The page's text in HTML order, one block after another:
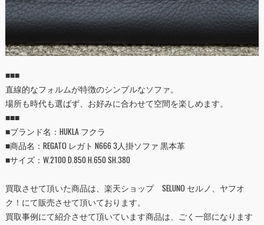
■■■
直線的なフォルムが特徴のシンプルなソファ。
場所も時代も選ばず、お好みに合わせて空間を楽しめます。
■■■
■ブランド名：HUKLA フクラ
■商品名：REGATO レガト N666 3人掛ソファ 黒本革
■サイズ：W.2100 D.850 H.650 SH.380
買取させて頂いた商品は、 楽天ショップ SELUNO セルノ
ヤフオ
ク！ にて販売させて頂いております。
買取事例にて紹介させて頂いています商品は、ごく一部になります